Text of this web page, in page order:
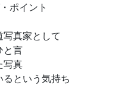
ポイント
真家として
と言
写真
という気持ち